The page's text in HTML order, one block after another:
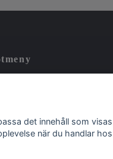
oss
det innehåll som
när du handlar hos